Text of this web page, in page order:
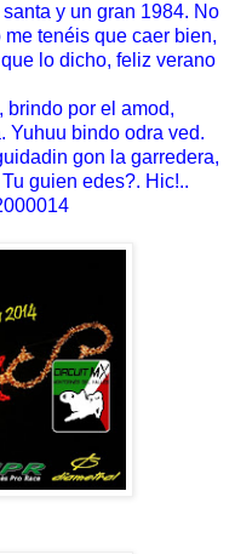
y un gran 1984. No
tenéis que caer bien,
lo dicho, feliz verano
brindo por el amod,
Yuhuu bindo odra ved.
gon la garredera,
guien edes?. Hic!..